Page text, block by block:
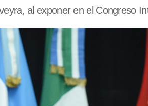
al exponer en el Congreso